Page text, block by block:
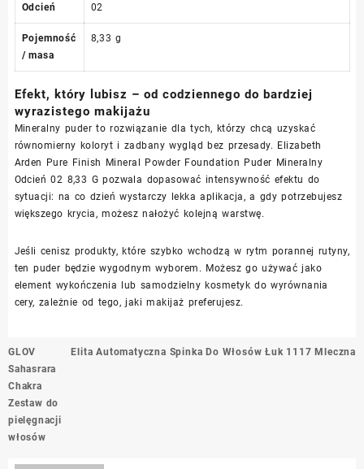
Odcień 02
Pojemność
/ masa
8,33 g
Efekt, który lubisz – od codziennego do bardziej
wyrazistego makijażu
Mineralny puder to rozwiązanie dla tych, którzy chcą uzyskać
równomierny koloryt i zadbany wygląd bez przesady. Elizabeth
Arden Pure Finish Mineral Powder Foundation Puder Mineralny
Odcień 02 8,33 G pozwala dopasować intensywność efektu do
sytuacji: na co dzień wystarczy lekka aplikacja, a gdy potrzebujesz
większego krycia, możesz nałożyć kolejną warstwę.
Jeśli cenisz produkty, które szybko wchodzą w rytm porannej rutyny,
ten puder będzie wygodnym wyborem. Możesz go używać jako
element wykończenia lub samodzielny kosmetyk do wyrównania
cery, zależnie od tego, jaki makijaż preferujesz.
Nawigacja
wpisu
GLOV
Sahasrara
Chakra
Zestaw do
pielęgnacji
włosów
Elita Automatyczna Spinka Do Włosów Łuk 1117 Mleczna